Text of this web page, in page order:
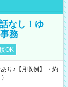
なし！ゆ
務
OK
り♪【月収例】 ・約